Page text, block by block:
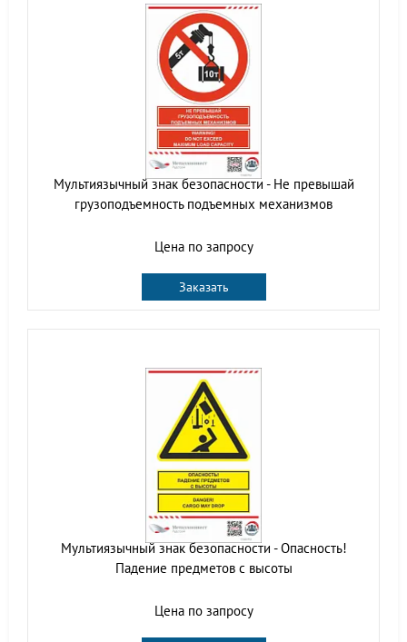
Мультиязычный знак безопасности - Не превышай
грузоподъемность подъемных механизмов
Цена по запросу
Заказать
Мультиязычный знак безопасности - Опасность!
Падение предметов с высоты
Цена по запросу